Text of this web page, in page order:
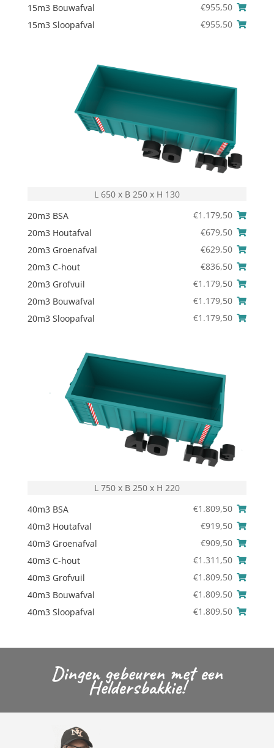
15m3 Bouwafval
€955,50
15m3 Sloopafval
€955,50
L 650 x B 250 x H 130
20m3 BSA
€1.179,50
20m3 Houtafval
€679,50
20m3 Groenafval
€629,50
20m3 C-hout
€836,50
20m3 Grofvuil
€1.179,50
20m3 Bouwafval
€1.179,50
20m3 Sloopafval
€1.179,50
L 750 x B 250 x H 220
40m3 BSA
€1.809,50
40m3 Houtafval
€919,50
40m3 Groenafval
€909,50
40m3 C-hout
€1.311,50
40m3 Grofvuil
€1.809,50
40m3 Bouwafval
€1.809,50
40m3 Sloopafval
€1.809,50
Dingen gebeuren met een
Heldersbakkie!